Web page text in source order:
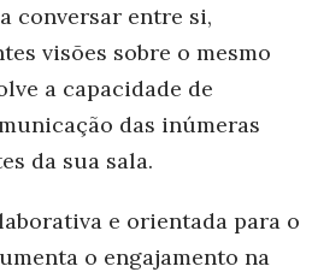
conversar entre si,
visões sobre o mesmo
a capacidade de
das inúmeras
da sua sala.
e orientada para o
o engajamento na